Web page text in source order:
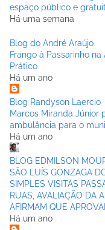
espaço público e
Há uma semana
Blog do André Araújo
Frango à Passarinho
Prático
Há um ano
Blog Randyson Laercio
Marcos Miranda Júnior
ambulância para o
Há um ano
BLOG EDMILSON
SÃO LUÍS GONZAGA
SIMPLES VISITAS
RUAS, AVALIAÇÃO DA
AFIRMAM QUE
Há um ano